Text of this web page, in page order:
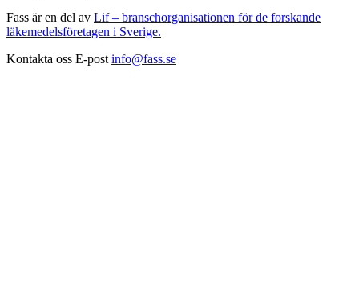
Fass är en del av Lif – branschorganisationen för de forskande
läkemedelsföretagen i Sverige.
Kontakta oss E-post info@fass.se